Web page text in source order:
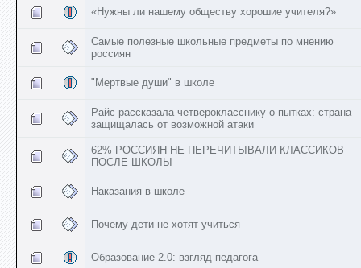
«Нужны ли нашему обществу хорошие учителя?»
Самые полезные школьные предметы по мнению
россиян
"Мертвые души" в школе
Райс рассказала четверокласснику о пытках: страна
защищалась от возможной атаки
62% РОССИЯН НЕ ПЕРЕЧИТЫВАЛИ КЛАССИКОВ
ПОСЛЕ ШКОЛЫ
Наказания в школе
Почему дети не хотят учиться
Образование 2.0: взгляд педагога